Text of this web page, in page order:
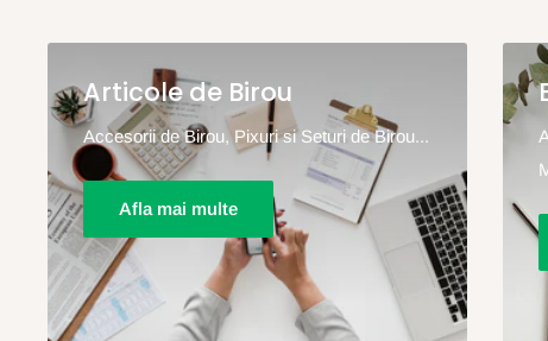
Articole de Birou
Accesorii de Birou, Pixuri si Seturi de Birou...
Afla mai multe